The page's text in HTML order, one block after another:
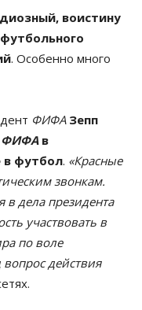
воистину
. Особенно много
ФИФАЗепп
ФИФАв
в футбол. «Красные
звонкам.
дела президента
участвовать в
по воле
вопрос действия